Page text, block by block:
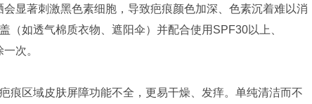
显著刺激黑色素细胞，导致疤痕颜色加深、色素沉着难以消
（如透气棉质衣物、遮阳伞）并配合使用SPF30以上、
次。
痕区域皮肤屏障功能不全，更易干燥、发痒。单纯清洁而不